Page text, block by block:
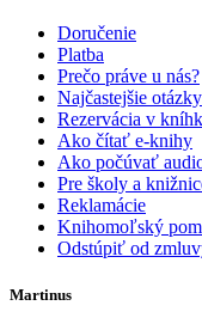
Doručenie
Platba
Prečo práve u nás?
Najčastejšie otázky
Rezervácia v
Ako čítať e-knihy
Ako počúvať
Pre školy a
Reklamácie
Knihomoľský
Odstúpiť od
Martinus